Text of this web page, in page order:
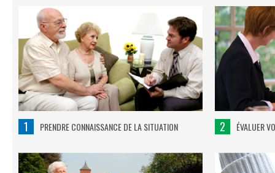
1 PRENDRE CONNAISSANCE DE LA SITUATION 2 ÉVALUER